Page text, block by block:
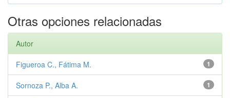
Otras opciones relacionadas
Autor
1
Figueroa C., Fátima M.
1
Sornoza P., Alba A.